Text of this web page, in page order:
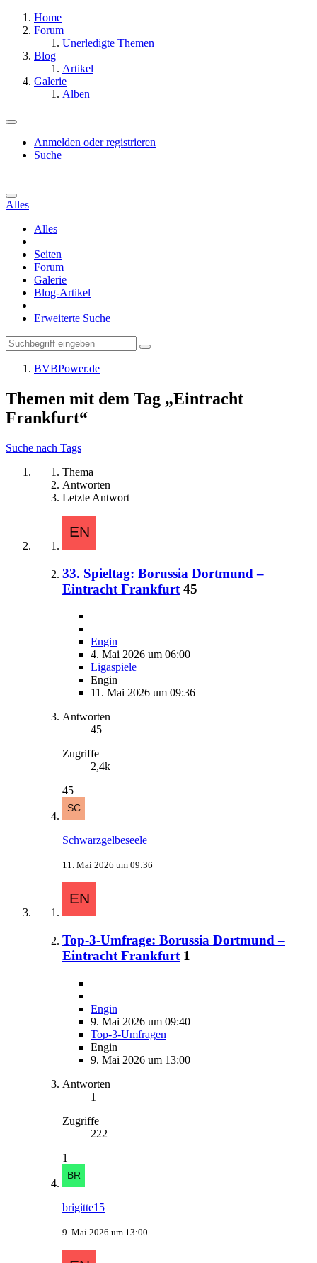
Home
Forum
Unerledigte Themen
Blog
Artikel
Galerie
Alben
Anmelden oder registrieren
Suche
Alles
Alles
Seiten
Forum
Galerie
Blog-Artikel
Erweiterte Suche
BVBPower.de
Themen mit dem Tag „Eintracht
Frankfurt“
Suche nach Tags
Thema
Antworten
Letzte Antwort
33. Spieltag: Borussia Dortmund –
Eintracht Frankfurt 45
Engin
4. Mai 2026 um 06:00
Ligaspiele
Engin
11. Mai 2026 um 09:36
Antworten
45
Zugriffe
2,4k
45
Schwarzgelbeseele
11. Mai 2026 um 09:36
Top-3-Umfrage: Borussia Dortmund –
Eintracht Frankfurt 1
Engin
9. Mai 2026 um 09:40
Top-3-Umfragen
Engin
9. Mai 2026 um 13:00
Antworten
1
Zugriffe
222
1
brigitte15
9. Mai 2026 um 13:00